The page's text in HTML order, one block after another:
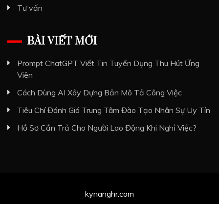
Tư vấn
BÀI VIẾT MỚI
Prompt ChatGPT Viết Tin Tuyển Dụng Thu Hút Ứng
Viên
Cách Dùng AI Xây Dựng Bản Mô Tả Công Việc
Tiêu Chí Đánh Giá Trung Tâm Đào Tạo Nhân Sự Uy Tín
Hồ Sơ Cần Trả Cho Người Lao Động Khi Nghỉ Việc?
kynanghr.com